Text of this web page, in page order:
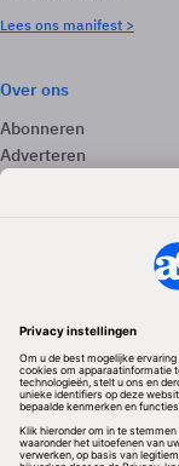
Lees ons manifest >
Over ons
Abonneren
Adverteren
Contact
Redactionele partner